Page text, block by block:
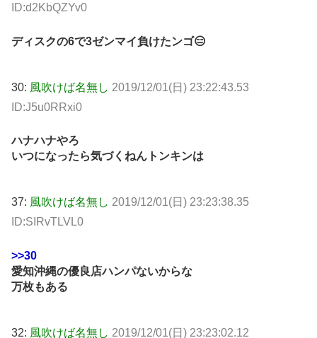
ID:d2KbQZYv0
ディスクの6で3ゼンマイ負けたンゴ😑
30: 風吹けば名無し 2019/12/01(日) 23:22:43.53
ID:J5u0RRxi0
ハナハナやろ
いつになったら気づくねんトンキンは
37: 風吹けば名無し 2019/12/01(日) 23:23:38.35
ID:SIRvTLVL0
>>30
愛知沖縄の優良店ハンパないからな
万枚もある
32: 風吹けば名無し 2019/12/01(日) 23:23:02.12